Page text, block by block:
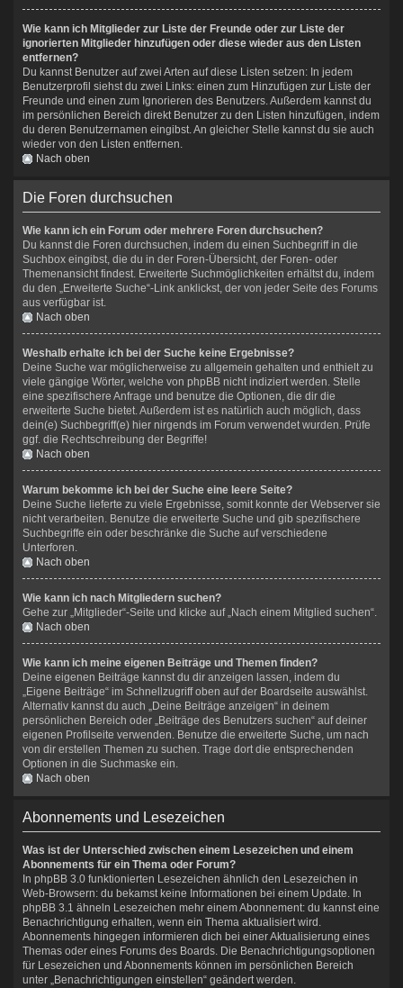
Wie kann ich Mitglieder zur Liste der Freunde oder zur Liste der
ignorierten Mitglieder hinzufügen oder diese wieder aus den Listen
entfernen?
Du kannst Benutzer auf zwei Arten auf diese Listen setzen: In jedem
Benutzerprofil siehst du zwei Links: einen zum Hinzufügen zur Liste der
Freunde und einen zum Ignorieren des Benutzers. Außerdem kannst du
im persönlichen Bereich direkt Benutzer zu den Listen hinzufügen, indem
du deren Benutzernamen eingibst. An gleicher Stelle kannst du sie auch
wieder von den Listen entfernen.
Nach oben
Die Foren durchsuchen
Wie kann ich ein Forum oder mehrere Foren durchsuchen?
Du kannst die Foren durchsuchen, indem du einen Suchbegriff in die
Suchbox eingibst, die du in der Foren-Übersicht, der Foren- oder
Themenansicht findest. Erweiterte Suchmöglichkeiten erhältst du, indem
du den „Erweiterte Suche“-Link anklickst, der von jeder Seite des Forums
aus verfügbar ist.
Nach oben
Weshalb erhalte ich bei der Suche keine Ergebnisse?
Deine Suche war möglicherweise zu allgemein gehalten und enthielt zu
viele gängige Wörter, welche von phpBB nicht indiziert werden. Stelle
eine spezifischere Anfrage und benutze die Optionen, die dir die
erweiterte Suche bietet. Außerdem ist es natürlich auch möglich, dass
dein(e) Suchbegriff(e) hier nirgends im Forum verwendet wurden. Prüfe
ggf. die Rechtschreibung der Begriffe!
Nach oben
Warum bekomme ich bei der Suche eine leere Seite?
Deine Suche lieferte zu viele Ergebnisse, somit konnte der Webserver sie
nicht verarbeiten. Benutze die erweiterte Suche und gib spezifischere
Suchbegriffe ein oder beschränke die Suche auf verschiedene
Unterforen.
Nach oben
Wie kann ich nach Mitgliedern suchen?
Gehe zur „Mitglieder“-Seite und klicke auf „Nach einem Mitglied suchen“.
Nach oben
Wie kann ich meine eigenen Beiträge und Themen finden?
Deine eigenen Beiträge kannst du dir anzeigen lassen, indem du
„Eigene Beiträge“ im Schnellzugriff oben auf der Boardseite auswählst.
Alternativ kannst du auch „Deine Beiträge anzeigen“ in deinem
persönlichen Bereich oder „Beiträge des Benutzers suchen“ auf deiner
eigenen Profilseite verwenden. Benutze die erweiterte Suche, um nach
von dir erstellen Themen zu suchen. Trage dort die entsprechenden
Optionen in die Suchmaske ein.
Nach oben
Abonnements und Lesezeichen
Was ist der Unterschied zwischen einem Lesezeichen und einem
Abonnements für ein Thema oder Forum?
In phpBB 3.0 funktionierten Lesezeichen ähnlich den Lesezeichen in
Web-Browsern: du bekamst keine Informationen bei einem Update. In
phpBB 3.1 ähneln Lesezeichen mehr einem Abonnement: du kannst eine
Benachrichtigung erhalten, wenn ein Thema aktualisiert wird.
Abonnements hingegen informieren dich bei einer Aktualisierung eines
Themas oder eines Forums des Boards. Die Benachrichtigungsoptionen
für Lesezeichen und Abonnements können im persönlichen Bereich
unter „Benachrichtigungen einstellen“ geändert werden.